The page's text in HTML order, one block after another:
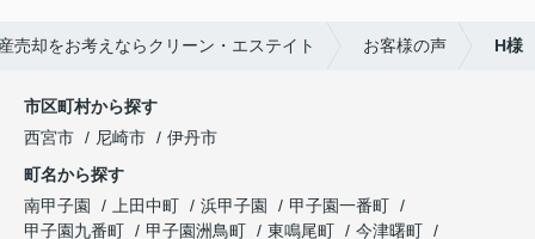
売却をお考えならクリーン・エステイト お客様の声 H様
市区町村から探す
西宮市
尼崎市
伊丹市
町名から探す
南甲子園
上田中町 浜甲子園
甲子園一番町
甲子園九番町
甲子園洲鳥町 東鳴尾町
今津曙町